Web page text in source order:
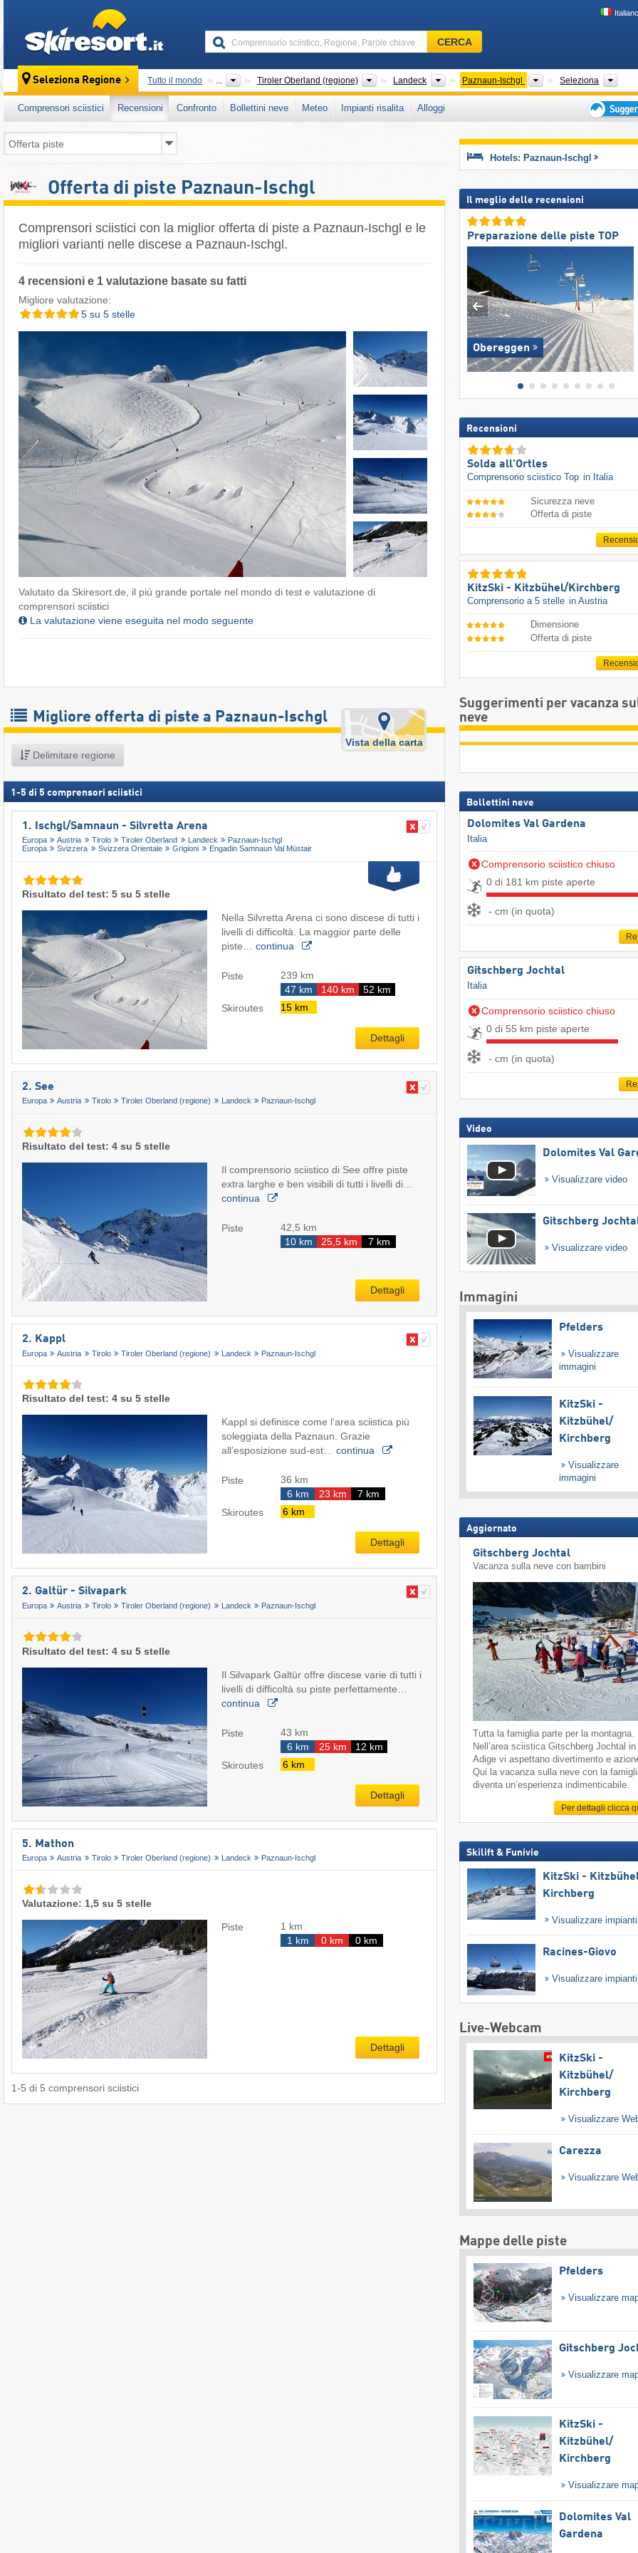
Italiano
Comprensorio
sciistico,
Parole
chiave
…
CERCA
Seleziona Regione Tutto il mondo ... Tiroler Oberland (regione) Grandi regioni
Landeck DistrettiPaznaun-Ischgl Regioni turistiche
Seleziona
Comprensori sciistici Recensioni Confronto Bollettini neve Meteo Impianti risalita
Alloggi
per
vacanza
sciistica
Offerta di piste Paznaun-Ischgl
Comprensori sciistici con la miglior offerta di piste a Paznaun-Ischgl e le
migliori varianti nelle discese a Paznaun-Ischgl.
4 recensioni e 1 valutazione basate su fatti
Migliore valutazione:
5 su 5 stelle
Valutato da Skiresort.de, il più grande portale nel mondo di test e valutazione di
comprensori sciistici
La valutazione viene eseguita nel modo seguente
Migliore offerta di piste a Paznaun-Ischgl
Delimitare regione
Vista della carta
1 -5 di 5 comprensori sciistici
1. Ischgl/​Samnaun - Silvretta Arena
Europa Austria Tirolo Tiroler Oberland Landeck
Paznaun-Ischgl
Europa
Svizzera Svizzera Orientale Grigioni Engadin Samnaun Val Müstair
Risultato del test: 5 su 5 stelle
Nella Silvretta Arena ci sono discese di tutti i
livelli di difficoltà. La maggior parte delle
piste… continua
Piste
239 km
47 km
140 km
52 km
Skiroutes
15 km
Dettagli
2. See
Europa Austria Tirolo Tiroler Oberland (regione) Landeck Paznaun-Ischgl
Risultato del test: 4 su 5 stelle
Il comprensorio sciistico di See offre piste
extra larghe e ben visibili di tutti i livelli di…
continua
Piste
42,5 km
10 km
25,5 km 7 km
Dettagli
2. Kappl
Europa Austria Tirolo Tiroler Oberland (regione) Landeck Paznaun-Ischgl
Risultato del test: 4 su 5 stelle
Kappl si definisce come l’area sciistica più
soleggiata della Paznaun. Grazie
all’esposizione sud-est… continua
Piste
36 km
6 km
23 km
7 km
Skiroutes
6 km
Dettagli
2. Galtür - Silvapark
Europa Austria Tirolo Tiroler Oberland (regione) Landeck Paznaun-Ischgl
Risultato del test: 4 su 5 stelle
Il Silvapark Galtür offre discese varie di tutti i
livelli di difficoltà su piste perfettamente…
continua
Piste
43 km
6 km
25 km
12 km
Skiroutes
6 km
Dettagli
5. Mathon
Europa Austria Tirolo Tiroler Oberland (regione) Landeck Paznaun-Ischgl
Valutazione: 1,5 su 5 stelle
Piste
1 km
1 km
0 km 0 km
Dettagli
1-5 di 5 comprensori sciistici
Hotels: Paznaun-Ischgl
Il meglio delle recensioni
Preparazione delle piste TOP
Obereggen
Recensioni
Solda all'Ortles
Comprensorio sciistico Top in Italia
Sicurezza neve
Offerta di piste
KitzSki - Kitzbühel/​Kirchberg
Comprensorio a 5 stelle in Austria
Dimensione
Offerta di piste
Suggerimenti per vacanza
neve
Bollettini neve
Dolomites Val Gardena
Italia
Comprensorio sciistico chiuso
0 di 181 km piste aperte
- cm (in quota)
Gitschberg Jochtal
Italia
Comprensorio sciistico chiuso
0 di 55 km piste aperte
- cm (in quota)
Video
Dolomites Val
Visualizzare video
Gitschberg
Visualizzare video
Immagini
Pfelders
Visualizzare
immagini
KitzSki -
Kitzbühel/​
Kirchberg
Visualizzare
immagini
Aggiornato
Gitschberg Jochtal
Vacanza sulla neve con bambini
Tutta la famiglia parte per la montagna.
Nell’area sciistica Gitschberg Jochtal in
Adige vi aspettano divertimento e
Qui la vacanza sulla neve con la
diventa un’esperienza indimenticabile.
Per dettagli clicca
Skilift & Funivie
KitzSki -
Kirchberg
Visualizzare
Racines-Giovo
Visualizzare
Live-Webcam
KitzSki -
Kitzbühel/​
Kirchberg
Visualizzare
Carezza
Visualizzare
Mappe delle piste
Pfelders
Visualizzare
Gitschberg
Visualizzare
KitzSki -
Kitzbühel/​
Kirchberg
Visualizzare
Dolomites Val
Gardena